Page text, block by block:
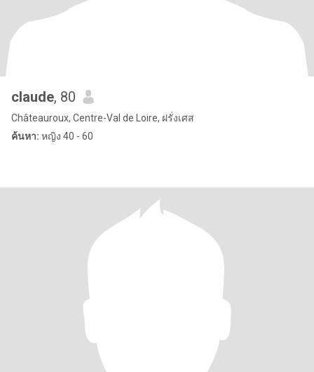
claude, 80
Châteauroux, Centre-Val de Loire, ฝรั่งเศส
ค้นหา: หญิง 40 - 60